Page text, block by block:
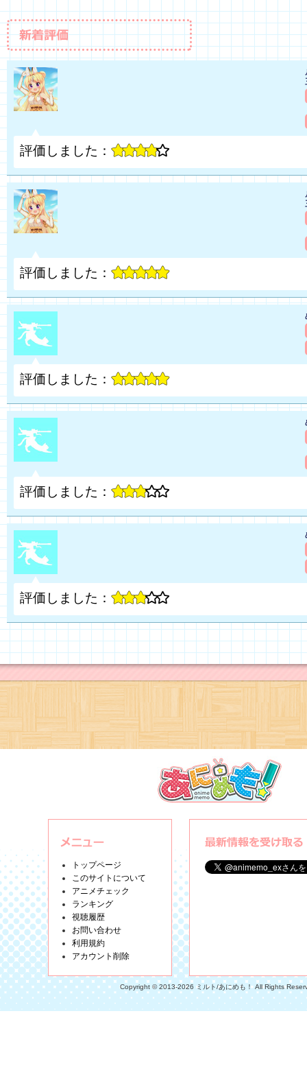
評価しました：
評価しました：
評価しました：
評価しました：
評価しました：
トップページ
このサイトについて
アニメチェック
ランキング
視聴履歴
お問い合わせ
利用規約
アカウント削除
Copyright © 2013-2026 ミルト/あにめも！ All Rights